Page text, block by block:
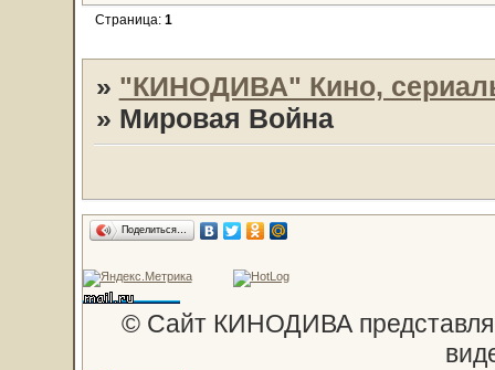
Страница: 1
» "КИНОДИВА" Кино,
» Мировая Война
Поделиться…
© Сайт КИНОДИВА